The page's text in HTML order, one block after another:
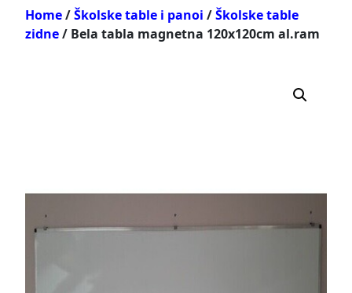
Home/Školske table i panoi /Školske table
zidne/ Bela tabla magnetna 120x120cm al.ram